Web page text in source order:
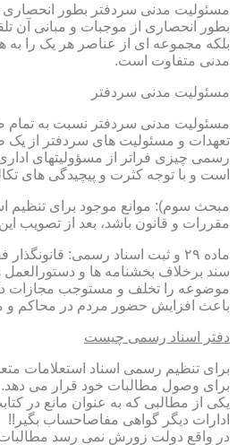
مسئولیت مدنی سردفتر بطور انحصاری
بطور انحصاری از موجبات و مبانی آن
بلکه مجموعه ای از عناصر هر یک را به
مدنی متفاوت است.
مسئولیت مدنی سردفتر
مسئولیت مدنی سردفتر نسبت به تمام
تعهدات و مسئولیت های سردفتر از
رسمی چیزی فراتر از مسؤولیتهای
است و با توجه کثرت و پیچیدگی های
مقررات و قانون باشد، بعد از تصویب
سند برخلاف بخشنامه ها و دستورالعمل
موضوعه را تخلف و مستوجب مجازات
باعث افزایش حضور مردم در محاکم
دفتر اسناد رسمی چیست
برای تنظیم رسمی اسناد استعلامات
برای وصول مطالبات خود قرار می دهد.
یکی از مطالبی که به عنوان مانع در
ادارات دیگر گواهی مفاصاحساب بگیر!!
در واقع دولت زورش نمی رسد مطالبات